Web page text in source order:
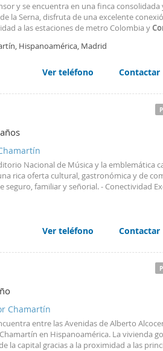
y se encuentra en una finca consolidada
la Serna, disfruta de una excelente
a las estaciones de metro Colombia y
colegios
Hispanoamérica, Madrid
Ver teléfono Contactar
Nacional de Música y la emblemática
rica oferta cultural, gastronómica y de
familiar y señorial. - Conectividad
Ver teléfono Contactar
Chamartín
entre las Avenidas de Alberto
en Hispanoamérica. La vivienda
la capital gracias a la proximidad a las